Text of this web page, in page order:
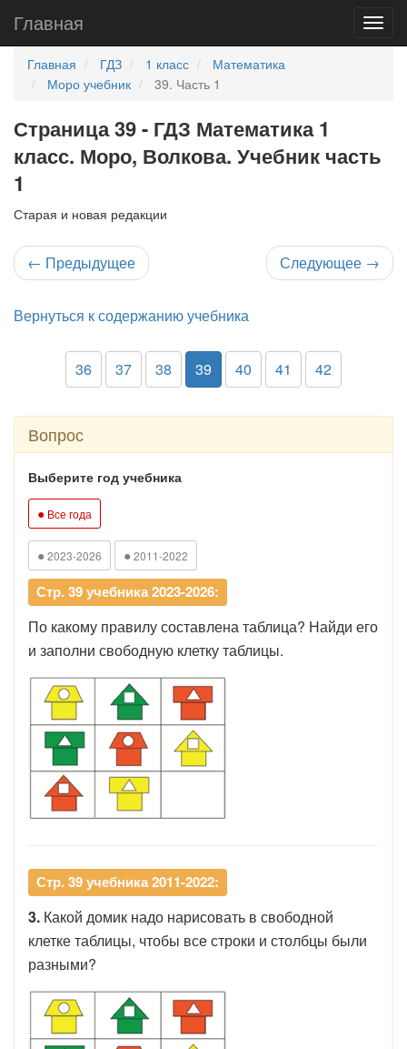
Главная
Главная ГДЗ 1 класс
Математика
Моро учебник
39. Часть 1
Страница 39 - ГДЗ Математика 1
класс. Моро, Волкова. Учебник часть
1
Старая и новая редакции
← Предыдущее Следующее →
Вернуться к содержанию учебника
36 37 38 39 40 41 42
Вопрос
Выберите год учебника
● Все года
● 2023-2026 ● 2011-2022
Стр. 39 учебника 2023-2026:
По какому правилу составлена таблица? Найди его
и заполни свободную клетку таблицы.
Стр. 39 учебника 2011-2022:
3. Какой домик надо нарисовать в свободной
клетке таблицы, чтобы все строки и столбцы были
разными?